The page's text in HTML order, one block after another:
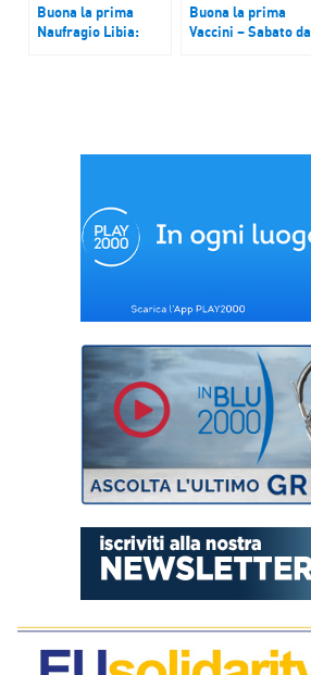
Buona la prima
Naufragio Libia:
Buona la prima
Vaccini – Sabato da